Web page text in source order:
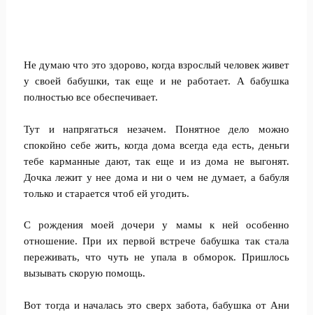
Не думаю что это здорово, когда взрослый человек живет
у своей бабушки, так еще и не работает. А бабушка
полностью все обеспечивает.
Тут и напрягаться незачем. Понятное дело можно
спокойно себе жить, когда дома всегда еда есть, деньги
тебе карманные дают, так еще и из дома не выгонят.
Дочка лежит у нее дома и ни о чем не думает, а бабуля
только и старается чтоб ей угодить.
С рождения моей дочери у мамы к ней особенно
отношение. При их первой встрече бабушка так стала
переживать, что чуть не упала в обморок. Пришлось
вызывать скорую помощь.
Вот тогда и началась это сверх забота, бабушка от Ани